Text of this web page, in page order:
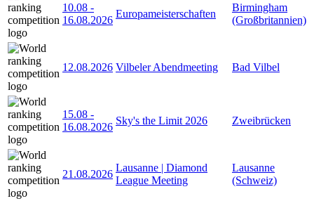
10.08 -
16.08.2026
Europameisterschaften
Birmingham
(Großbritannien)
12.08.2026 Vilbeler Abendmeeting Bad Vilbel
15.08 -
16.08.2026
Sky's the Limit 2026 Zweibrücken
21.08.2026
Lausanne | Diamond
League Meeting
Lausanne
(Schweiz)